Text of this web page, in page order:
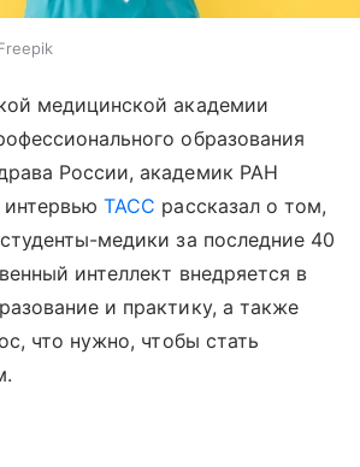
медицинской академии
образования
России, академик РАН
ТАСС рассказал о том,
медики за последние 40
интеллект внедряется в
и практику, а также
что нужно, чтобы стать